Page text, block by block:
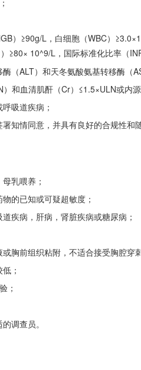
）≥90g/L，白细胞（WBC）
≥80× 10^9/L，国际标准化比率（
（ALT）和天冬氨酸氨基转移酶（
和血清肌酐（Cr）≤1.5×ULN或内
吸道疾病；
知情同意，并具有良好的合规性和随
乳喂养；
的已知或可疑超敏度；
疾病，肝病，肾脏疾病或糖尿病；
胸前组织粘附，不适合接受胸腔穿
；
；
调查员。